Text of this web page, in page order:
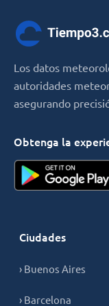
Los datos
autoridades
asegurando
Obtenga la
Ciudades
› Buenos Aires
› Barcelona